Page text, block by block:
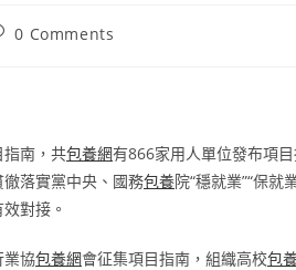
0 Comments
南，共包養網有866家用人單位發布項
落實黨中央、國務包養院“穩就業”“保就
對接。
業協包養網會征集項目指南，組織高校包